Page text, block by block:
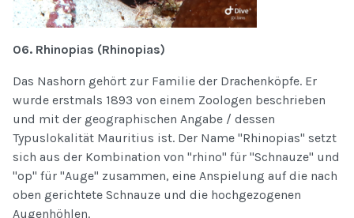
06. Rhinopias (Rhinopias)
Das Nashorn gehört zur Familie der Drachenköpfe. Er
wurde erstmals 1893 von einem Zoologen beschrieben
und mit der geographischen Angabe / dessen
Typuslokalität Mauritius ist. Der Name "Rhinopias" setzt
sich aus der Kombination von "rhino" für "Schnauze" und
"op" für "Auge" zusammen, eine Anspielung auf die nach
oben gerichtete Schnauze und die hochgezogenen
Augenhöhlen.